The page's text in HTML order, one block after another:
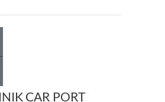
CAR PORT